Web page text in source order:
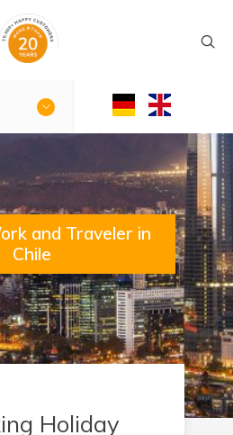
and Traveler in
Chile
Holiday